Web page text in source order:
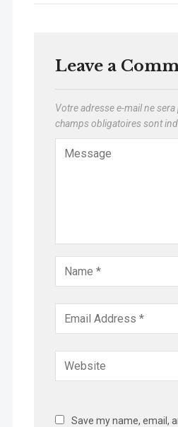
Leave a
Votre adresse e-mail ne sera
champs obligatoires sont
Save my name, email,